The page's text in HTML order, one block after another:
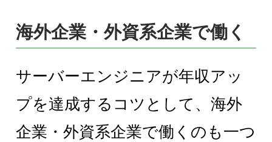
海外企業・外資系企業で働く
サーバーエンジニアが年収アッ
プを達成するコツとして、海外
企業・外資系企業で働くのも一つ